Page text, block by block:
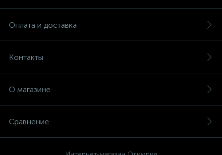
Оплата и доставка
Контакты
О магазине
Сравнение